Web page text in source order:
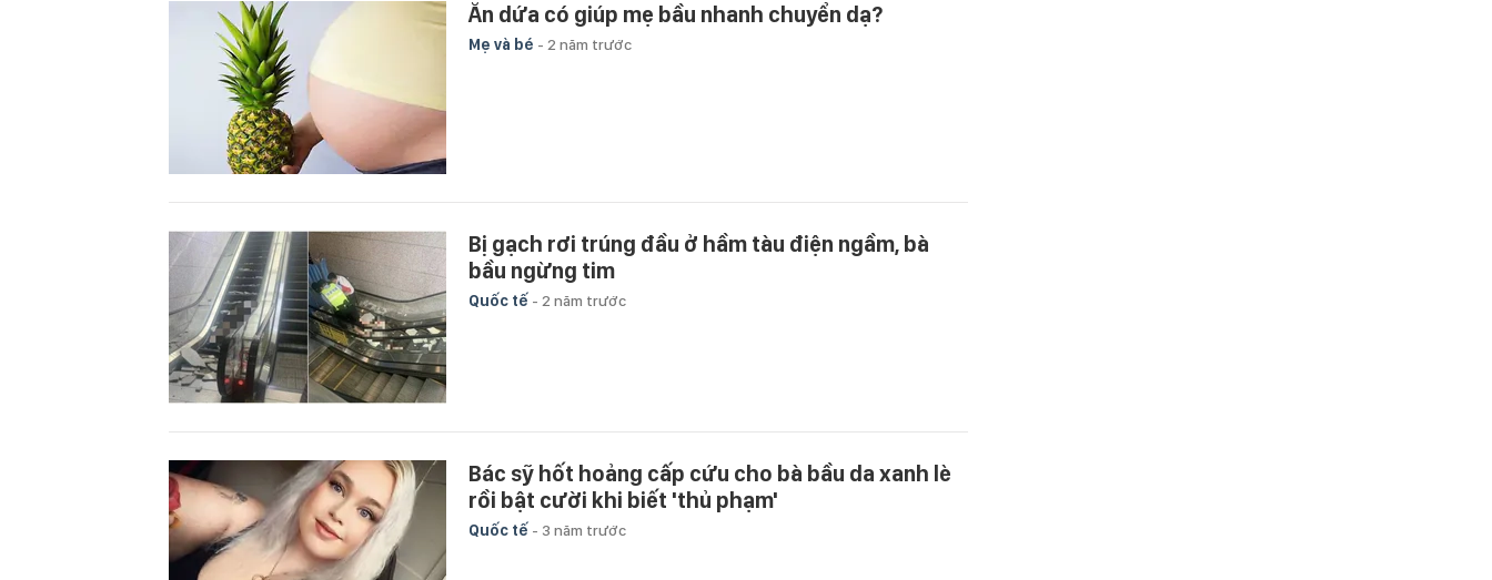
Ăn dứa có giúp mẹ bầu nhanh chuyển dạ?
Mẹ và bé - 2 năm trước
Bị gạch rơi trúng đầu ở hầm tàu điện ngầm, bà
bầu ngừng tim
Quốc tế - 2 năm trước
Bác sỹ hốt hoảng cấp cứu cho bà bầu da xanh lè
rồi bật cười khi biết 'thủ phạm'
Quốc tế - 3 năm trước